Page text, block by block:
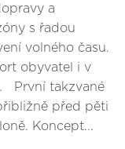
a
s řadou
volného času.
obyvatel i v
První takzvané
před pěti
Koncept...